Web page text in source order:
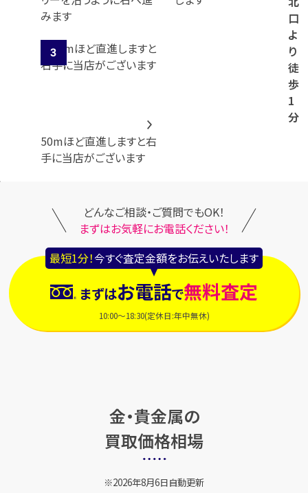
口
よ
り
徒
歩
1
分
みます
50mほど直進しますと右
手に当店がございます
どんなご相談・ご質問でもOK！
まずはお気軽にお電話ください！
最短1分！今すぐ査定金額をお伝えいたします
まずはお電話で無料査定
10:00～18:30(定休日:年中無休)
金・貴金属の
買取価格相場
2026年8月6日自動更新